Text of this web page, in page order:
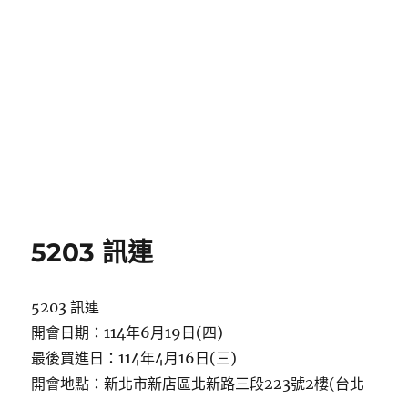
5203 訊連
5203 訊連
開會日期：114年6月19日(四)
最後買進日：114年4月16日(三)
開會地點：新北市新店區北新路三段223號2樓(台北